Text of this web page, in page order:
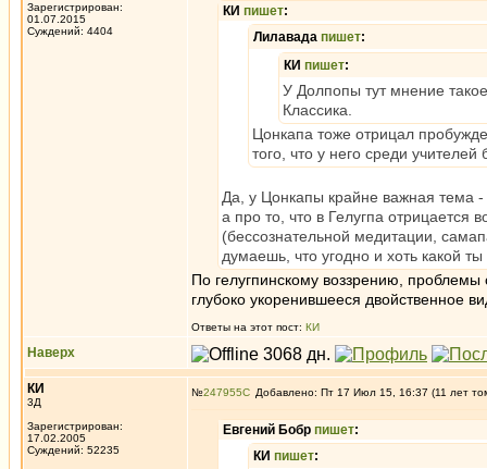
Зарегистрирован:
01.07.2015
Суждений: 4404
КИ пишет:
Лилавада пишет:
КИ пишет:
У Долпопы тут мнение
Классика.
Цонкапа тоже отрицал
того, что у него среди
Да, у Цонкапы крайне важная тема -
а про то, что в Гелугпа отрицается
(бессознательной медитации,
думаешь, что угодно и хоть какой ты
По гелугпинскому воззрению,
глубоко укоренившееся двойственное
Ответы на этот пост: КИ
Наверх
КИ
3Д
Зарегистрирован:
17.02.2005
Суждений: 52235
№247955 Добавлено: Пт 17 Июл 15, 16:37 (11 лет
Евгений Бобр пишет:
КИ пишет: